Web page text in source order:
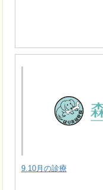
9.10月の診療